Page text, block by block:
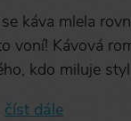
káva mlela
Kávová
kdo miluje
číst dále